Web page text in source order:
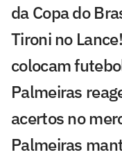
da Copa do
Tironi no
colocam
Palmeiras
acertos no
Palmeiras